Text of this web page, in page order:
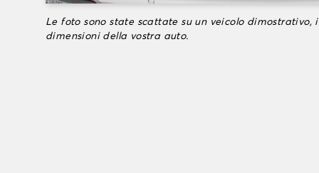
Le foto sono state scattate su un veicolo dimostrativo,
dimensioni della vostra auto.